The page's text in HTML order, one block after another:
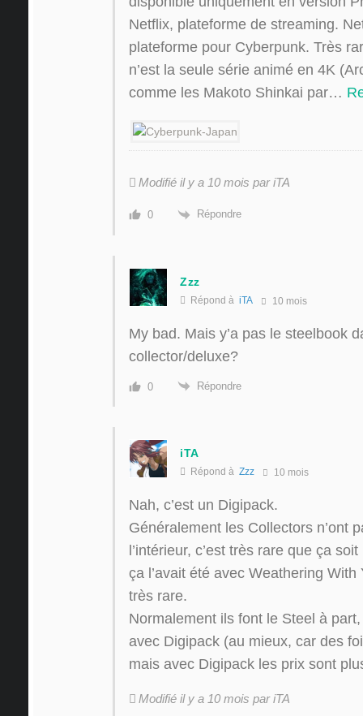
Netflix, plateforme de streaming.
plateforme pour Cyberpunk. Très
n’est la seule série animé en 4K
comme les Makoto Shinkai par…
Modifié il y a 10 mois par iTA
0 Répondre
Zzz
Répond à iTA 10 mois
My bad. Mais y’a pas le steelbook
collector/deluxe?
0 Répondre
iTA
Répond à Zzz 10 mois
Nah, c’est un Digipack.
Généralement les Collectors n’ont
l’intérieur, c’est très rare que ça
ça l’avait été avec Weathering With
très rare.
Normalement ils font le Steel à
avec Digipack (au mieux, car des
mais avec Digipack les prix sont
Modifié il y a 10 mois par iTA